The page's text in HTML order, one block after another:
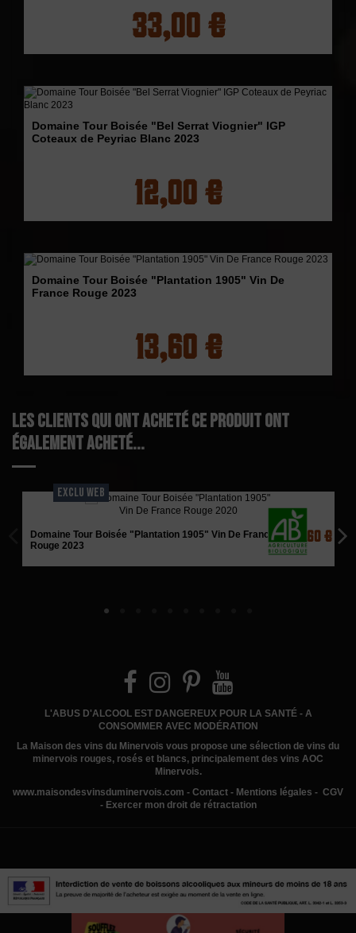
33,00 €
Domaine Tour Boisée "Bel Serrat Viognier" IGP
Coteaux de Peyriac Blanc 2023
12,00 €
Domaine Tour Boisée "Plantation 1905" Vin De
France Rouge 2023
13,60 €
Les clients qui ont acheté ce produit ont
également acheté...
EXCLU WEB
Domaine Tour Boisée "Plantation 1905" Vin De France
Rouge 2023
13,60 €
L'ABUS D'ALCOOL EST DANGEREUX POUR LA SANTÉ - A
CONSOMMER AVEC MODÉRATION
La Maison des vins du Minervois vous propose une sélection de vins du
minervois rouges, rosés et blancs, principalement des vins AOC
Minervois.
www.maisondesvinsduminervois.com - Contact - Mentions légales - CGV
- Exercer mon droit de rétractation